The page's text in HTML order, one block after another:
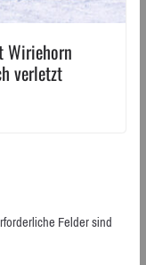
Wiriehorn
verletzt
Felder sind